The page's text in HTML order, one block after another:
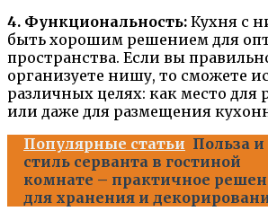
4. Функциональность: Кухня с
быть хорошим решением для
пространства. Если вы
организуете нишу, то сможете
различных целях: как место для
или даже для размещения
Популярные статьи Польза и
стиль серванта в гостиной
комнате – практичное
для хранения и